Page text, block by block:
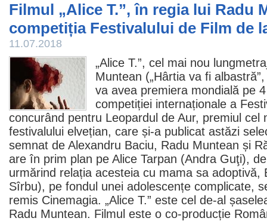
Filmul „Alice T.”, în regia lui Radu
competiția Festivalului de Film de
11.07.2018
„Alice T.”, cel mai nou
Muntean („Hârtia va fi albastră”,
va avea premiera mondială pe
competiției internaționale a
concurând pentru Leopardul de Aur, premiul cel
festivalului elvețian, care și-a publicat astăzi
semnat de Alexandru Baciu, Radu Muntean și
are în prim plan pe Alice Tarpan (Andra Guţi),
urmărind relația acesteia cu mama sa adoptivă,
Sîrbu), pe fondul unei adolescențe complicate,
remis Cinemagia. „Alice T.” este cel de-al
Radu Muntean. Filmul este o co-producție